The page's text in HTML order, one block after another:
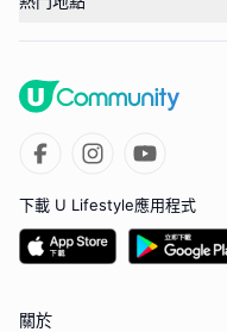
下載 U Lifestyle應用程式
關於